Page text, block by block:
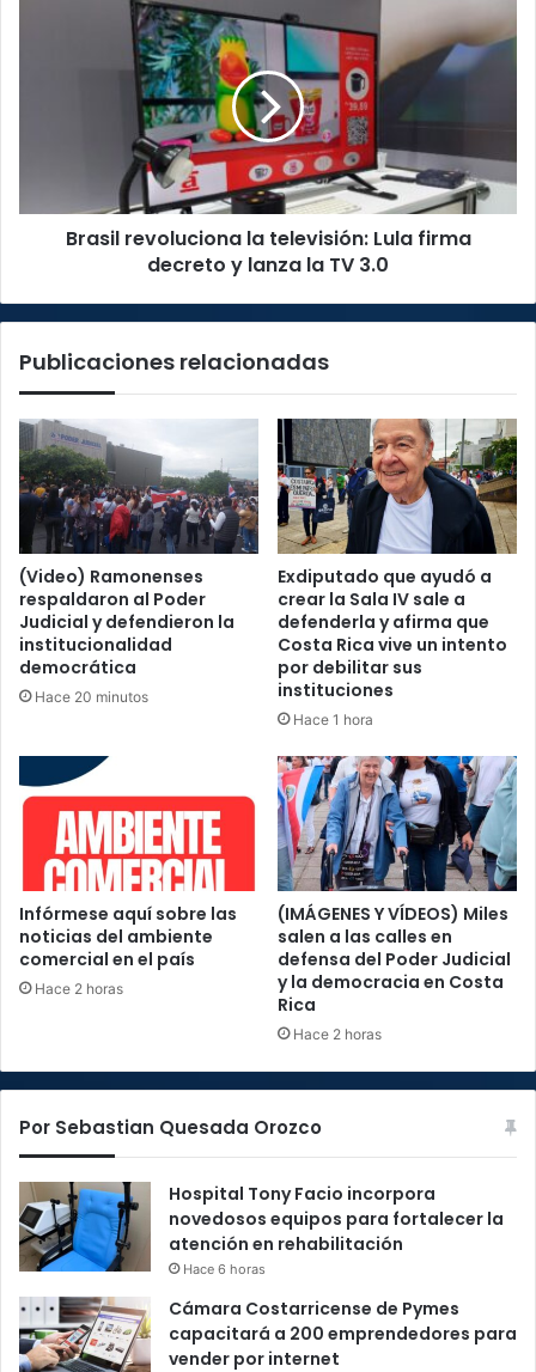
lanza
Brasil revoluciona la televisión: Lula firma
decreto y lanza la TV 3.0
Publicaciones relacionadas
(Video) Ramonenses
respaldaron al Poder
Judicial y defendieron la
institucionalidad
democrática
Hace 20 minutos
Exdiputado que ayudó a
crear la Sala IV sale a
defenderla y afirma que
Costa Rica vive un intento
por debilitar sus
instituciones
Hace 1 hora
Infórmese aquí sobre las
noticias del ambiente
comercial en el país
Hace 2 horas
(IMÁGENES Y VÍDEOS) Miles
salen a las calles en
defensa del Poder Judicial
y la democracia en Costa
Rica
Hace 2 horas
Por Sebastian Quesada Orozco
Hospital Tony Facio incorpora
novedosos equipos para fortalecer la
atención en rehabilitación
Hace 6 horas
Cámara Costarricense de Pymes
capacitará a 200 emprendedores para
vender por internet